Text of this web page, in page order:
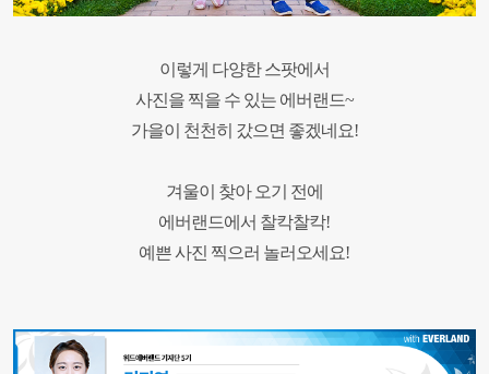
이렇게 다양한 스팟에서
사진을 찍을 수 있는 에버랜드~
가을이 천천히 갔으면 좋겠네요!
겨울이 찾아 오기 전에
에버랜드에서 찰칵찰칵!
예쁜 사진 찍으러 놀러오세요!